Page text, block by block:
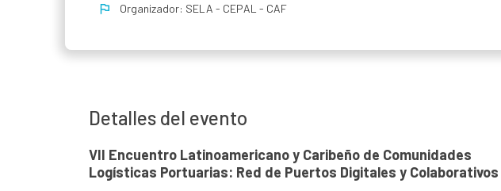
Organizador: SELA - CEPAL - CAF
Detalles del evento
VII Encuentro Latinoamericano y Caribeño de Comunidades
Logísticas Portuarias: Red de Puertos Digitales y Colaborativos